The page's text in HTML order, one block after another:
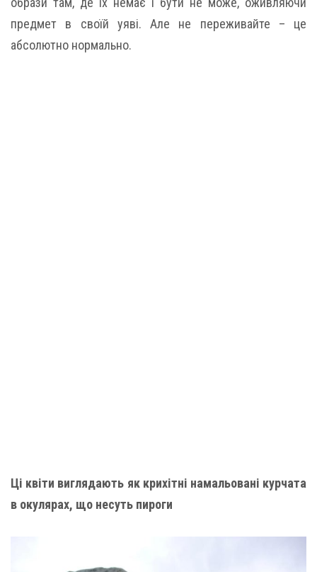
предмет в своїй уяві. Але не переживайте – це
абсолютно нормально.
Ці квіти виглядають як крихітні намальовані курчата
в окулярах, що несуть пироги